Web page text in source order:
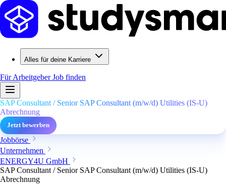
Alles für deine Karriere
Für ArbeitgeberJob finden
SAP Consultant / Senior SAP Consultant (m/w/d) Utilities (IS-U)
Abrechnung
Jetzt bewerben
Jobbörse
Unternehmen
ENERGY4U GmbH
SAP Consultant / Senior SAP Consultant (m/w/d) Utilities (IS-U)
Abrechnung